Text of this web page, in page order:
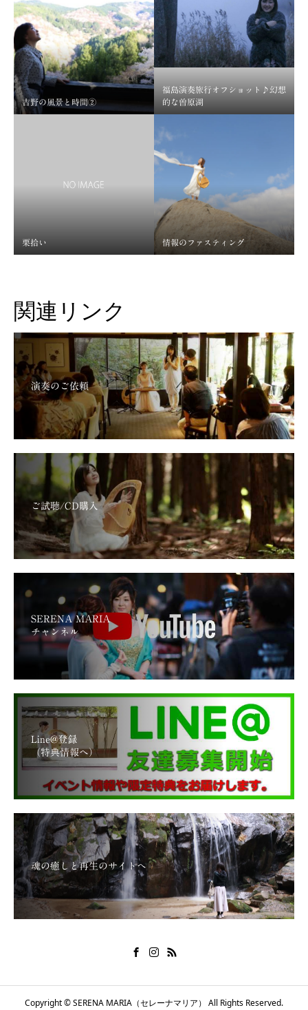
吉野の風景と時間②
福島演奏旅行オフショット♪幻想
的な曽原湖
栗拾い 情報のファスティング
関連リンク
演奏のご依頼
ご試聴/CD購入
SERENA MARIA
チャンネル
Line@登録
（特典情報へ）
魂の癒しと再生のサイトへ
Copyright © SERENA MARIA（セレーナマリア） All Rights Reserved.